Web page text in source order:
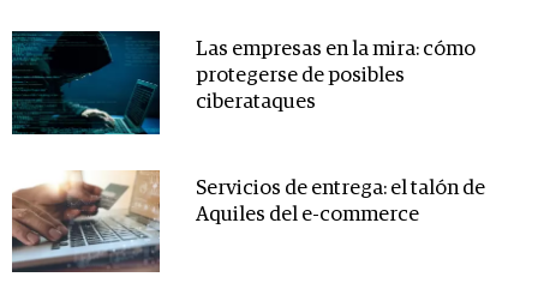
Las empresas en la mira: cómo
protegerse de posibles
ciberataques
Servicios de entrega: el talón de
Aquiles del e-commerce